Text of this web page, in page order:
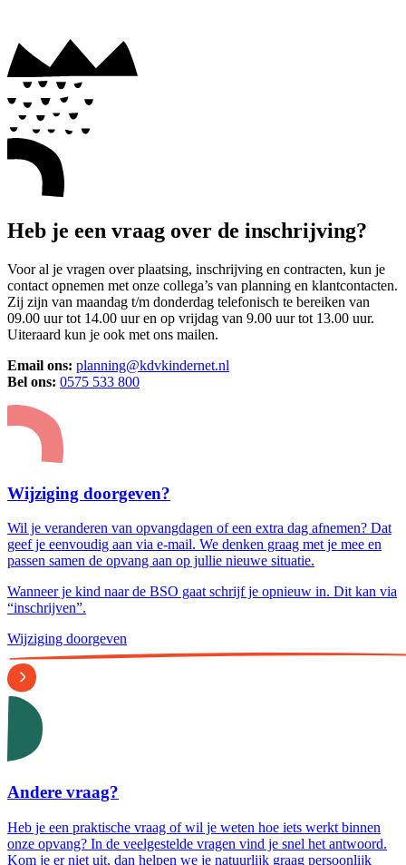
Heb je een vraag over de inschrijving?
Voor al je vragen over plaatsing, inschrijving en contracten, kun je
contact opnemen met onze collega’s van planning en klantcontacten.
Zij zijn van maandag t/m donderdag telefonisch te bereiken van
09.00 uur tot 14.00 uur en op vrijdag van 9.00 uur tot 13.00 uur.
Uiteraard kun je ook met ons mailen.
Email ons: planning@kdvkindernet.nl
Bel ons: 0575 533 800
Wijziging doorgeven?
Wil je veranderen van opvangdagen of een extra dag afnemen? Dat
geef je eenvoudig aan via e-mail. We denken graag met je mee en
passen samen de opvang aan op jullie nieuwe situatie.
Wanneer je kind naar de BSO gaat schrijf je opnieuw in. Dit kan via
“inschrijven”.
Wijziging doorgeven
Andere vraag?
Heb je een praktische vraag of wil je weten hoe iets werkt binnen
onze opvang? In de veelgestelde vragen vind je snel het antwoord.
Kom je er niet uit, dan helpen we je natuurlijk graag persoonlijk